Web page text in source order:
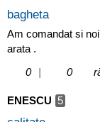
bagheta
Am comandat si
arata .
0
| 0
ENESCU 5